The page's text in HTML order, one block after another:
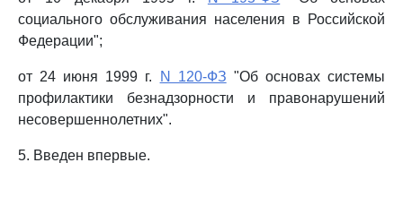
социального обслуживания населения в Российской
Федерации";
от 24 июня 1999 г. N 120-ФЗ "Об основах системы
профилактики безнадзорности и правонарушений
несовершеннолетних".
5. Введен впервые.